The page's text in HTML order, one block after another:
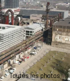
Toutes les photos